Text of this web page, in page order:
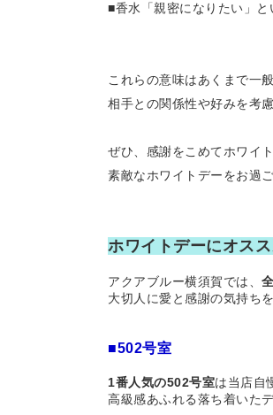
■香水「親密になりたい」
これらの意味はあくまで一
相手との関係性や好みを考
ぜひ、感謝をこめてホワイ
素敵なホワイトデーをお過
ホワイトデーにオス
アクアブルー横須賀では、
大切人に愛と感謝の気持ち
■502号室
1番人気の502号室は当店自
高級感あふれる落ち着いた